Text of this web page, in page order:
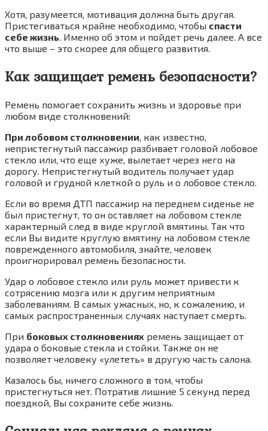
Хотя, разумеется, мотивация должна быть другая.
Пристегиваться крайне необходимо, чтобы спасти
себе жизнь. Именно об этом и пойдет речь далее. А все
что выше – это скорее для общего развития.
Как защищает ремень безопасности?
Ремень помогает сохранить жизнь и здоровье при
любом виде столкновений:
При лобовом столкновении, как известно,
непристегнутый пассажир разбивает головой лобовое
стекло или, что еще хуже, вылетает через него на
дорогу. Непристегнутый водитель получает удар
головой и грудной клеткой о руль и о лобовое стекло.
Если во время ДТП пассажир на переднем сиденье не
был пристегнут, то он оставляет на лобовом стекле
характерный след в виде круглой вмятины. Так что
если Вы видите круглую вмятину на лобовом стекле
поврежденного автомобиля, знайте, человек
проигнорировал ремень безопасности.
Удар о лобовое стекло или руль может привести к
сотрясению мозга или к другим неприятным
заболеваниям. В самых ужасных, но, к сожалению, и
самых распространенных случаях наступает смерть.
При боковых столкновениях ремень защищает от
удара о боковые стекла и стойки. Также он не
позволяет человеку «улететь» в другую часть салона.
Казалось бы, ничего сложного в том, чтобы
пристегнуться нет. Потратив лишние 5 секунд перед
поездкой, Вы сохраните себе жизнь.